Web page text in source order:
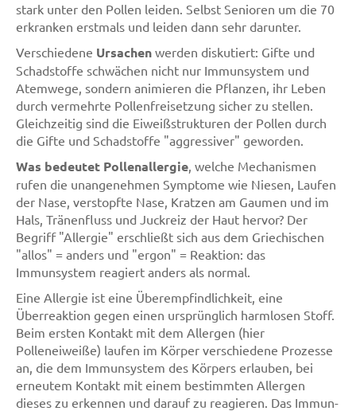
stark unter den Pollen leiden. Selbst Senioren um die 70
erkranken erstmals und leiden dann sehr darunter.
Verschiedene Ursachen werden diskutiert: Gifte und
Schadstoffe schwächen nicht nur Immunsystem und
Atemwege, sondern animieren die Pflanzen, ihr Leben
durch vermehrte Pollenfreisetzung sicher zu stellen.
Gleichzeitig sind die Eiweißstrukturen der Pollen durch
die Gifte und Schadstoffe "aggressiver" geworden.
Was bedeutet Pollenallergie, welche Mechanismen
rufen die unangenehmen Symptome wie Niesen, Laufen
der Nase, verstopfte Nase, Kratzen am Gaumen und im
Hals, Tränenfluss und Juckreiz der Haut hervor? Der
Begriff "Allergie" erschließt sich aus dem Griechischen
"allos" = anders und "ergon" = Reaktion: das
Immunsystem reagiert anders als normal.
Eine Allergie ist eine Überempfindlichkeit, eine
Überreaktion gegen einen ursprünglich harmlosen Stoff.
Beim ersten Kontakt mit dem Allergen (hier
Polleneiweiße) laufen im Körper verschiedene Prozesse
an, die dem Immunsystem des Körpers erlauben, bei
erneutem Kontakt mit einem bestimmten Allergen
dieses zu erkennen und darauf zu reagieren. Das Immun-